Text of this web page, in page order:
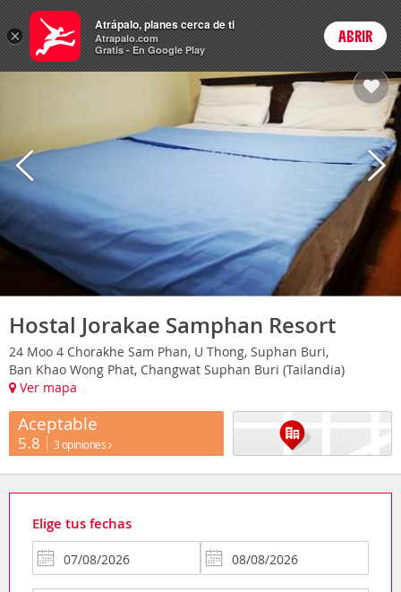
Hoteles Login
Hostal Jorakae Samphan Resort
24 Moo 4 Chorakhe Sam Phan, U Thong, Suphan Buri,
Ban Khao Wong Phat, Changwat Suphan Buri (Tailandia)
Ver mapa
Aceptable
5.8 3 opiniones
Elige tus fechas
×
Atrápalo, planes cerca de ti
Atrapalo.com
Gratis - En Google Play
ABRIR